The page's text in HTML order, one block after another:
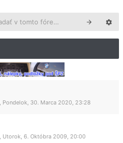
Pondelok, 30. Marca 2020, 23:28
Utorok, 6. Októbra 2009, 20:00